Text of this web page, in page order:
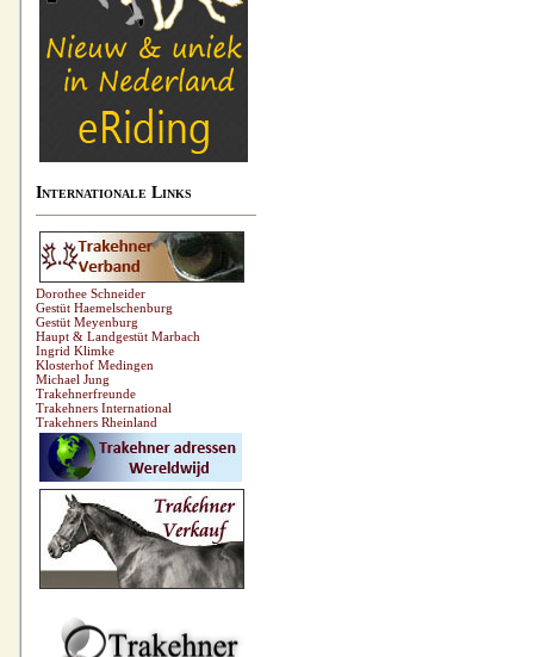
Internationale Links
Dorothee Schneider
Gestüt Haemelschenburg
Gestüt Meyenburg
Haupt & Landgestüt Marbach
Ingrid Klimke
Klosterhof Medingen
Michael Jung
Trakehnerfreunde
Trakehners International
Trakehners Rheinland